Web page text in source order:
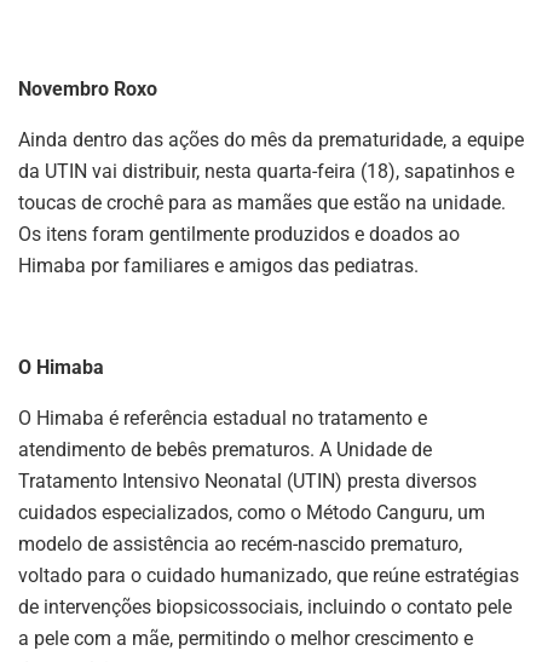
Novembro Roxo
Ainda dentro das ações do mês da prematuridade, a equipe
da UTIN vai distribuir, nesta quarta-feira (18), sapatinhos e
toucas de crochê para as mamães que estão na unidade.
Os itens foram gentilmente produzidos e doados ao
Himaba por familiares e amigos das pediatras.
O Himaba
O Himaba é referência estadual no tratamento e
atendimento de bebês prematuros. A Unidade de
Tratamento Intensivo Neonatal (UTIN) presta diversos
cuidados especializados, como o Método Canguru, um
modelo de assistência ao recém-nascido prematuro,
voltado para o cuidado humanizado, que reúne estratégias
de intervenções biopsicossociais, incluindo o contato pele
a pele com a mãe, permitindo o melhor crescimento e